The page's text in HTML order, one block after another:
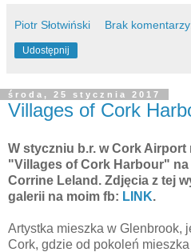
Piotr Słotwiński Brak
Udostępnij
środa, 25 stycznia 2017
Villages of Cork
W styczniu b.r. w Cork Airport
"Villages of Cork Harbour"
Corrine Leland. Zdjęcia z tej
galerii na moim fb: LINK.
Artystka mieszka w Glenbrook,
Cork, gdzie od pokoleń